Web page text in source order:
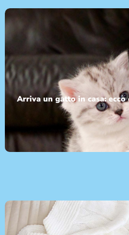
Arriva un gatto in casa: ecco